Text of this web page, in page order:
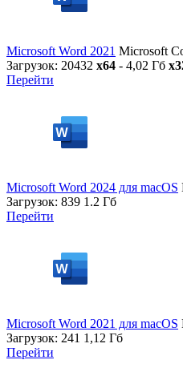
Microsoft Word 2021 Microsoft
Загрузок: 20432 x64 - 4,02 Гб
Перейти
Microsoft Word 2024 для macOS
Загрузок: 839 1.2 Гб
Перейти
Microsoft Word 2021 для macOS
Загрузок: 241 1,12 Гб
Перейти